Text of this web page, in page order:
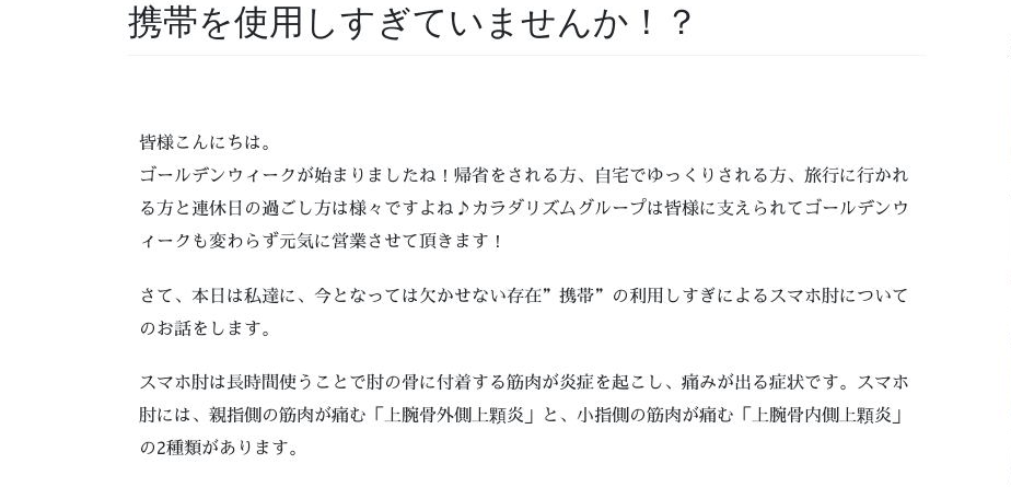
携帯を使用しすぎていませんか！？
皆様こんにちは。
ゴールデンウィークが始まりましたね！帰省をされる方、自宅でゆっくりされる方、旅行に行かれ
る方と連休日の過ごし方は様々ですよね♪カラダリズムグループは皆様に支えられてゴールデンウ
ィークも変わらず元気に営業させて頂きます！
さて、本日は私達に、今となっては欠かせない存在”携帯”の利用しすぎによるスマホ肘について
のお話をします。
スマホ肘は長時間使うことで肘の骨に付着する筋肉が炎症を起こし、痛みが出る症状です。スマホ
肘には、親指側の筋肉が痛む「上腕骨外側上顆炎」と、小指側の筋肉が痛む「上腕骨内側上顆炎」
の2種類があります。